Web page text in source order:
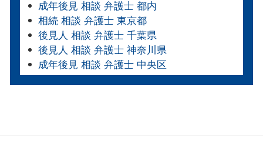
成年後見 相談 弁護士 都内
相続 相談 弁護士 東京都
後見人 相談 弁護士 千葉県
後見人 相談 弁護士 神奈川県
成年後見 相談 弁護士 中央区